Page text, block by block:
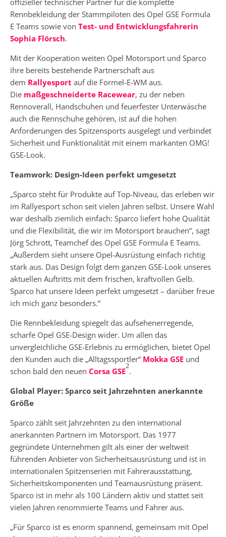
Rennbekleidung der Stammpiloten des Opel GSE Formula
E Teams sowie von Test- und Entwicklungsfahrerin
Sophia Flörsch.
Mit der Kooperation weiten Opel Motorsport und Sparco
ihre bereits bestehende Partnerschaft aus
dem Rallyesport auf die Formel-E-WM aus.
Die maßgeschneiderte Racewear, zu der neben
Rennoverall, Handschuhen und feuerfester Unterwäsche
auch die Rennschuhe gehören, ist auf die hohen
Anforderungen des Spitzensports ausgelegt und verbindet
Sicherheit und Funktionalität mit einem markanten OMG!
GSE-Look.
Teamwork: Design-Ideen perfekt umgesetzt
„Sparco steht für Produkte auf Top-Niveau, das erleben wir
im Rallyesport schon seit vielen Jahren selbst. Unsere Wahl
war deshalb ziemlich einfach: Sparco liefert hohe Qualität
und die Flexibilität, die wir im Motorsport brauchen“, sagt
Jörg Schrott, Teamchef des Opel GSE Formula E Teams.
„Außerdem sieht unsere Opel-Ausrüstung einfach richtig
stark aus. Das Design folgt dem ganzen GSE-Look unseres
aktuellen Auftritts mit dem frischen, kraftvollen Gelb.
Sparco hat unsere Ideen perfekt umgesetzt – darüber freue
ich mich ganz besonders.“
Die Rennbekleidung spiegelt das aufsehenerregende,
scharfe Opel GSE-Design wider. Um allen das
unvergleichliche GSE-Erlebnis zu ermöglichen, bietet Opel
den Kunden auch die „Alltagssportler“ Mokka GSE und
schon bald den neuen Corsa GSE
2
.
Global Player: Sparco seit Jahrzehnten anerkannte
Größe
Sparco zählt seit Jahrzehnten zu den international
anerkannten Partnern im Motorsport. Das 1977
gegründete Unternehmen gilt als einer der weltweit
führenden Anbieter von Sicherheitsausrüstung und ist in
internationalen Spitzenserien mit Fahrerausstattung,
Sicherheitskomponenten und Teamausrüstung präsent.
Sparco ist in mehr als 100 Ländern aktiv und stattet seit
vielen Jahren renommierte Teams und Fahrer aus.
„Für Sparco ist es enorm spannend, gemeinsam mit Opel